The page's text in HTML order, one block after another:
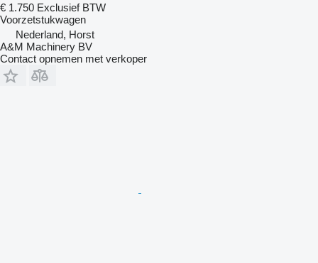
€ 1.750 Exclusief BTW
Voorzetstukwagen
Nederland, Horst
A&M Machinery BV
Contact opnemen met verkoper